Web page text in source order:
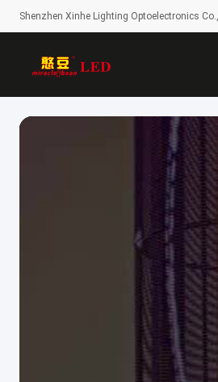
Shenzhen Xinhe Lighting Optoelectronics